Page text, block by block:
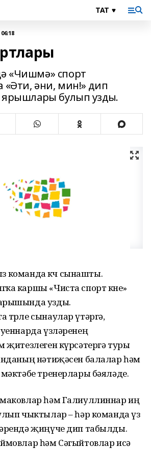
«Чишмә» спорт
«Әти, әни, мин!» дип
ярышлары булып узды.
команда көч сынашты.
каршы «Чиста спорт көне»
узды.
сынаулар үтәргә,
үзләренең
җитезлеген күрсәтергә туры
нәтиҗәсен балалар һәм
тренерлары бәяләде.
һәм Галиуллиннар иң
чыктылар – һәр команда үз
җиңүче дип табылды.
һәм Сәгыйтовлар исә